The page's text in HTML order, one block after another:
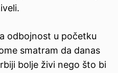
odbojnost u početku
smatram da danas
bolje živi nego što bi